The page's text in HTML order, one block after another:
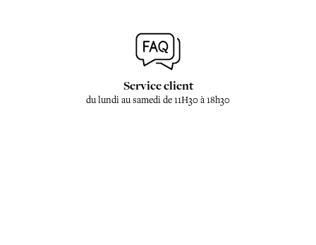
Service client
du lundi au samedi de 11H30 à 18h30